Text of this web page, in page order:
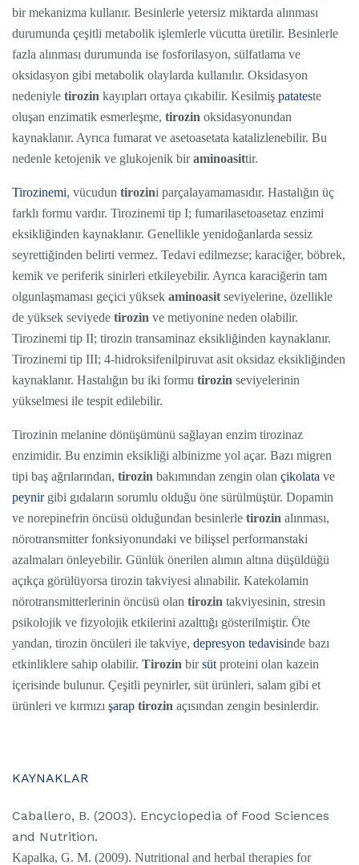
bir mekanizma kullanır. Besinlerle yetersiz miktarda alınması
durumunda çeşitli metabolik işlemlerle vücutta üretilir. Besinlerle
fazla alınması durumunda ise fosforilasyon, sülfatlama ve
oksidasyon gibi metabolik olaylarda kullanılır. Oksidasyon
nedeniyle tirozin kayıpları ortaya çıkabilir. Kesilmiş patateste
oluşan enzimatik esmerleşme, tirozin oksidasyonundan
kaynaklanır. Ayrıca fumarat ve asetoasetata katalizlenebilir. Bu
nedenle ketojenik ve glukojenik biraminoasittir.
Tirozinemi, vücudun tirozini parçalayamamasıdır. Hastalığın üç
farklı formu vardır. Tirozinemi tip I; fumarilasetoasetaz enzimi
eksikliğinden kaynaklanır. Genellikle yenidoğanlarda sessiz
seyrettiğinden belirti vermez. Tedavi edilmezse; karaciğer, böbrek,
kemik ve periferik sinirleri etkileyebilir. Ayrıca karaciğerin tam
olgunlaşmaması geçici yüksek aminoasitseviyelerine, özellikle
de yüksek seviyede tirozin ve metiyonine neden olabilir.
Tirozinemi tip II; tirozin transaminaz eksikliğinden kaynaklanır.
Tirozinemi tip III; 4-hidroksifenilpiruvat asit oksidaz eksikliğinden
kaynaklanır. Hastalığın bu iki formu tirozin seviyelerinin
yükselmesi ile tespit edilebilir.
Tirozinin melanine dönüşümünü sağlayan enzim tirozinaz
enzimidir. Bu enzimin eksikliği albinizme yol açar. Bazı migren
tipi baş ağrılarından, tirozin bakımından zengin olan çikolata ve
peynirgibi gıdaların sorumlu olduğu öne sürülmüştür. Dopamin
ve norepinefrin öncüsü olduğundan besinlerle tirozin alınması,
nörotransmitter fonksiyonundaki ve bilişsel performanstaki
azalmaları önleyebilir. Günlük önerilen alımın altına düşüldüğü
açıkça görülüyorsa tirozin takviyesi alınabilir. Katekolamin
nörotransmitterlerinin öncüsü olan tirozin takviyesinin, stresin
psikolojik ve fizyolojik etkilerini azalttığı gösterilmiştir. Öte
yandan, tirozin öncüleri ile takviye, depresyon tedavisinde bazı
etkinliklere sahip olabilir. Tirozin birsütproteini olan kazein
içerisinde bulunur. Çeşitli peynirler, süt ürünleri, salam gibi et
ürünleri ve kırmızı şarap tirozin açısından zengin besinlerdir.
KAYNAKLAR
Caballero, B. (2003). Encyclopedia of Food Sciences
and Nutrition.
Kapalka, G. M. (2009). Nutritional and herbal therapies for